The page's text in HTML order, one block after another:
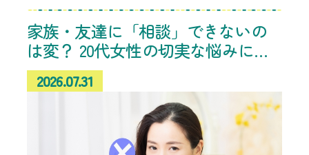
家族・友達に「相談」できないの
は変？ 20代女性の切実な悩みに共
感、“人生の先輩”からのアドバイス
続々
2026.07.31